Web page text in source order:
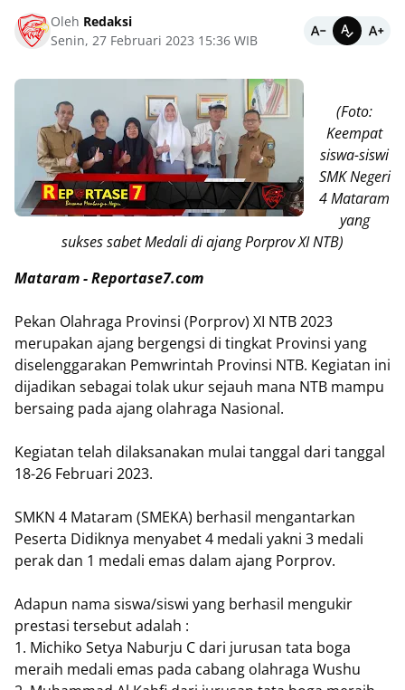
Oleh Redaksi
Senin, 27 Februari 2023 15:36 WIB
(Foto:
Keempat
siswa-siswi
SMK Negeri
4 Mataram
yang
sukses sabet Medali di ajang Porprov XI NTB)
Mataram - Reportase7.com
Pekan Olahraga Provinsi (Porprov) XI NTB 2023
merupakan ajang bergengsi di tingkat Provinsi yang
diselenggarakan Pemwrintah Provinsi NTB. Kegiatan ini
dijadikan sebagai tolak ukur sejauh mana NTB mampu
bersaing pada ajang olahraga Nasional.
Kegiatan telah dilaksanakan mulai tanggal dari tanggal
18-26 Februari 2023.
SMKN 4 Mataram (SMEKA) berhasil mengantarkan
Peserta Didiknya menyabet 4 medali yakni 3 medali
perak dan 1 medali emas dalam ajang Porprov.
Adapun nama siswa/siswi yang berhasil mengukir
prestasi tersebut adalah :
1. Michiko Setya Naburju C dari jurusan tata boga
meraih medali emas pada cabang olahraga Wushu